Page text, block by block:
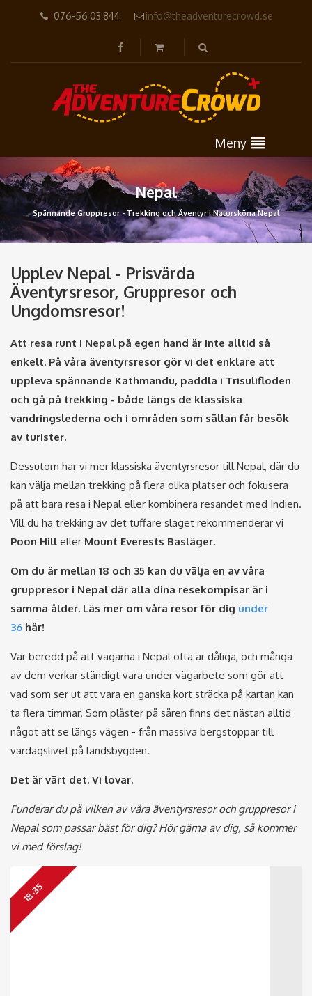
076-56 03 844 info@theadventurecrowd.se
Meny
Nepal
Spännande Gruppresor - Trekking och Äventyr i Natursköna Nepal
Upplev Nepal - Prisvärda
Äventyrsresor, Gruppresor och
Ungdomsresor!
Att resa runt i Nepal på egen hand är inte alltid så
enkelt. På våra äventyrsresor gör vi det enklare att
uppleva spännande Kathmandu, paddla i Trisulifloden
och gå på trekking - både längs de klassiska
vandringslederna och i områden som sällan får besök
av turister.
Dessutom har vi mer klassiska äventyrsresor till Nepal, där du
kan välja mellan trekking på flera olika platser och fokusera
på att bara resa i Nepal eller kombinera resandet med Indien.
Vill du ha trekking av det tuffare slaget rekommenderar vi
Poon Hill eller Mount Everests Basläger.
Om du är mellan 18 och 35 kan du välja en av våra
gruppresor i Nepal där alla dina resekompisar är i
samma ålder. Läs mer om våra resor för dig under
36 här!
Var beredd på att vägarna i Nepal ofta är dåliga, och många
av dem verkar ständigt vara under vägarbete som gör att
vad som ser ut att vara en ganska kort sträcka på kartan kan
ta flera timmar. Som plåster på såren finns det nästan alltid
något att se längs vägen - från massiva bergstoppar till
vardagslivet på landsbygden.
Det är värt det. Vi lovar.
Funderar du på vilken av våra äventyrsresor och gruppresor i
Nepal som passar bäst för dig? Hör gärna av dig, så kommer
vi med förslag!
18-35